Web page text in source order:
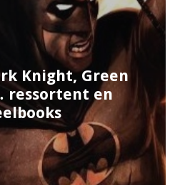
Knight, Green
ressortent en